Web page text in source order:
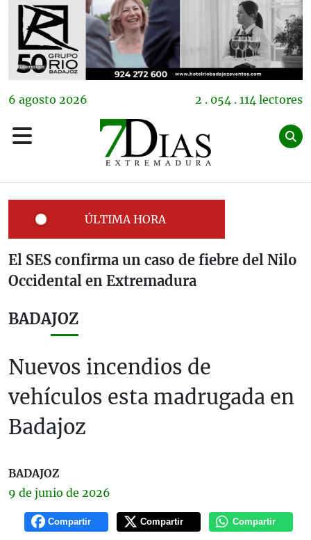
6 agosto 2026 2 . 054 . 114 lectores
ÚLTIMA HORA
El SES confirma un caso de fiebre del Nilo
Occidental en Extremadura
BADAJOZ
Nuevos incendios de
vehículos esta madrugada en
Badajoz
BADAJOZ
9 de junio de 2026
Compartir Compartir Compartir